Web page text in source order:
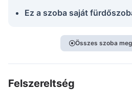
Ez a szoba saját
Összes szoba
Felszereltség